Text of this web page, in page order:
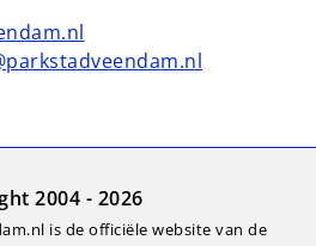
2004 - 2026
is de officiële website van de